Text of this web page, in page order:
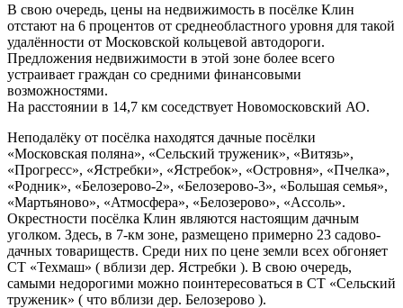
В свою очередь, цены на недвижимость в посёлке Клин
отстают на 6 процентов от среднеобластного уровня для такой
удалённости от Московской кольцевой автодороги.
Предложения недвижимости в этой зоне более всего
устраивает граждан со средними финансовыми
возможностями.
На расстоянии в 14,7 км соседствует Новомосковский АО.
Неподалёку от посёлка находятся дачные посёлки
«Московская поляна», «Сельский труженик», «Витязь»,
«Прогресс», «Ястребки», «Ястребок», «Островня», «Пчелка»,
«Родник», «Белозерово-2», «Белозерово-3», «Большая семья»,
«Мартьяново», «Атмосфера», «Белозерово», «Ассоль».
Окрестности посёлка Клин являются настоящим дачным
уголком. Здесь, в 7-км зоне, размещено примерно 23 садово-
дачных товариществ. Среди них по цене земли всех обгоняет
СТ «Техмаш» ( вблизи дер. Ястребки ). В свою очередь,
самыми недорогими можно поинтересоваться в СТ «Сельский
труженик» ( что вблизи дер. Белозерово ).